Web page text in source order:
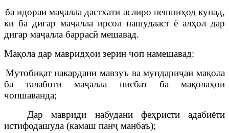
ба идораи маҷалла дастхати аслиро пешниҳод кунад,
ки ба дигар маҷалла ирсол нашудааст ё алҳол дар
дигар маҷалла баррасӣ мешавад.
Мақола дар мавридҳои зерин чоп намешавад:
Мутобиқат накардани мавзуъ ва мундариҷаи мақола
ба талаботи маҷалла нисбат ба мақолаҳои
чопшаванда;
Дар мавриди набудани феҳристи адабиёти
истифодашуда (камаш панҷ манбаъ);